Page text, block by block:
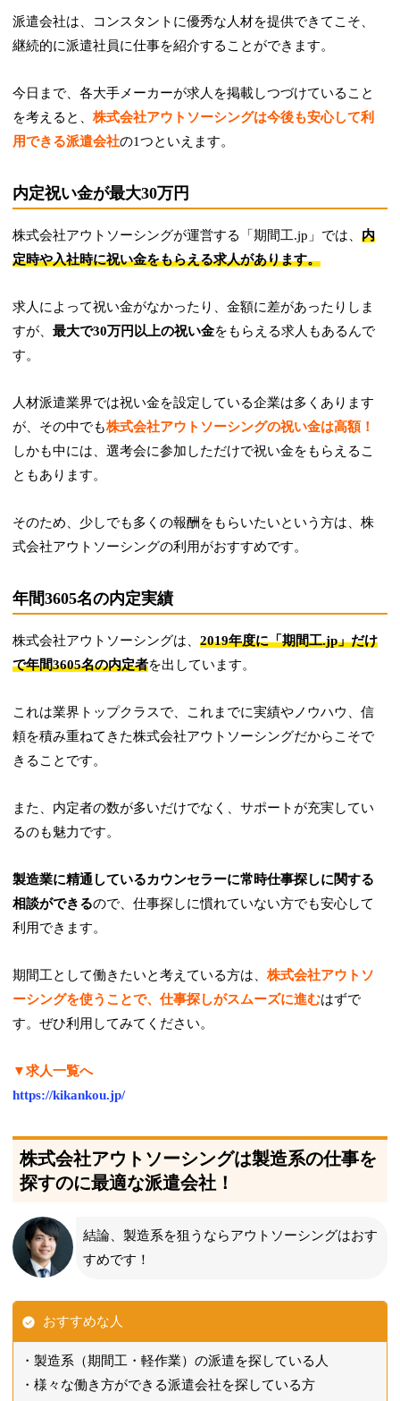
派遣会社は、コンスタントに優秀な人材を提供できてこそ、
継続的に派遣社員に仕事を紹介することができます。
今日まで、各大手メーカーが求人を掲載しつづけていること
を考えると、株式会社アウトソーシングは今後も安心して利
用できる派遣会社の1つといえます。
内定祝い金が最大30万円
株式会社アウトソーシングが運営する「期間工.jp」では、内
定時や入社時に祝い金をもらえる求人があります。
求人によって祝い金がなかったり、金額に差があったりしま
すが、最大で30万円以上の祝い金をもらえる求人もあるんで
す。
人材派遣業界では祝い金を設定している企業は多くあります
が、その中でも株式会社アウトソーシングの祝い金は高額！
しかも中には、選考会に参加しただけで祝い金をもらえるこ
ともあります。
そのため、少しでも多くの報酬をもらいたいという方は、株
式会社アウトソーシングの利用がおすすめです。
年間3605名の内定実績
株式会社アウトソーシングは、2019年度に「期間工.jp」だけ
で年間3605名の内定者を出しています。
これは業界トップクラスで、これまでに実績やノウハウ、信
頼を積み重ねてきた株式会社アウトソーシングだからこそで
きることです。
また、内定者の数が多いだけでなく、サポートが充実してい
るのも魅力です。
製造業に精通しているカウンセラーに常時仕事探しに関する
相談ができるので、仕事探しに慣れていない方でも安心して
利用できます。
期間工として働きたいと考えている方は、株式会社アウトソ
ーシングを使うことで、仕事探しがスムーズに進むはずで
す。ぜひ利用してみてください。
▼求人一覧へ
https://kikankou.jp/
株式会社アウトソーシングは製造系の仕事を
探すのに最適な派遣会社！
結論、製造系を狙うならアウトソーシングはおす
すめです！
おすすめな人
製造系（期間工・軽作業）の派遣を探している人
様々な働き方ができる派遣会社を探している方